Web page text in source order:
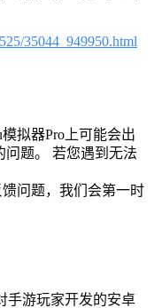
35044_949950.html
拟器Pro上可能会出
题。 若您遇到无法
馈问题，我们会第一时
手游玩家开发的安卓